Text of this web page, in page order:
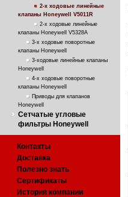
2-х ходовые линейные
клапаны Honeywell V5011R
2-х ходовые линейные
клапаны Honeywell V5328A
3-х ходовые поворотные
клапаны Honeywell
3-ходовые линейные клапаны
Honeywell
4-х ходовые поворотные
клапаны Honeywell
Приводы для клапанов
Honeywell
Сетчатые угловые
фильтры Honeywell
Контакты
Доставка
Полезно знать
Сертификаты
История компании